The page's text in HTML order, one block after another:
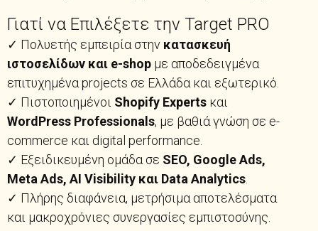
Γιατί να Επιλέξετε την Target PRO
✓ Πολυετής εμπειρία στην κατασκευή
ιστοσελίδων και e-shop με αποδεδειγμένα
επιτυχημένα projects σε Ελλάδα και εξωτερικό.
✓ Πιστοποιημένοι Shopify Experts και
WordPress Professionals, με βαθιά γνώση σε e-
commerce και digital performance.
✓ Εξειδικευμένη ομάδα σε SEO, Google Ads,
Meta Ads, AI Visibility και Data Analytics.
✓ Πλήρης διαφάνεια, μετρήσιμα αποτελέσματα
και μακροχρόνιες συνεργασίες εμπιστοσύνης.